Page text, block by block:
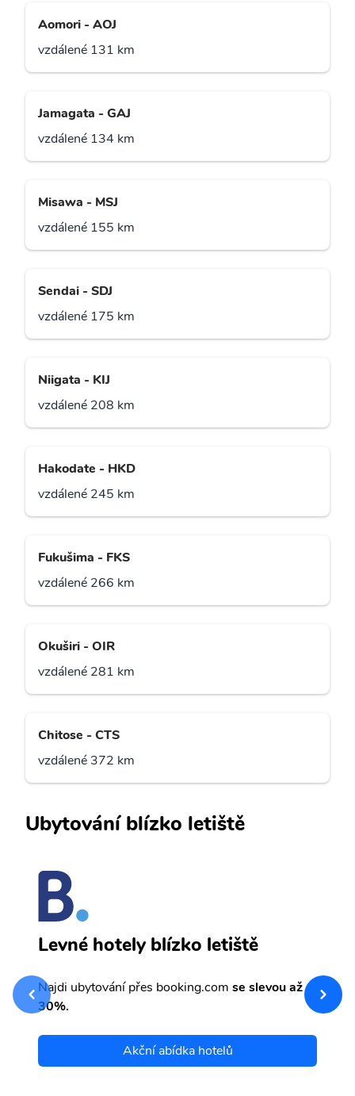
Aomori - AOJ
vzdálené 131 km
Jamagata - GAJ
vzdálené 134 km
Misawa - MSJ
vzdálené 155 km
Sendai - SDJ
vzdálené 175 km
Niigata - KIJ
vzdálené 208 km
Hakodate - HKD
vzdálené 245 km
Fukušima - FKS
vzdálené 266 km
Okuširi - OIR
vzdálené 281 km
Chitose - CTS
vzdálené 372 km
Ubytování blízko letiště
Levné hotely blízko letiště
Najdi ubytování přes booking.com se slevou až
30%.
Akční abídka hotelů